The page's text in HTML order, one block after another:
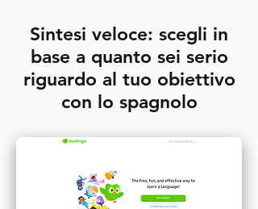
Sintesi veloce: scegli in
base a quanto sei serio
riguardo al tuo obiettivo
con lo spagnolo